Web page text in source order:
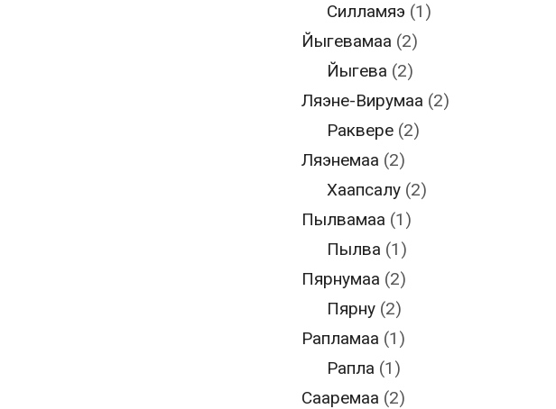
Силламяэ (1)
Йыгевамаа (2)
Йыгева (2)
Ляэне-Вирумаа (2)
Раквере (2)
Ляэнемаа (2)
Хаапсалу (2)
Пылвамаа (1)
Пылва (1)
Пярнумаа (2)
Пярну (2)
Рапламаа (1)
Рапла (1)
Сааремаа (2)